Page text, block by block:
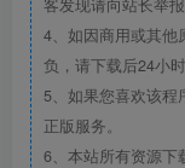
4、如因商用或其他
负，请下载后24小
5、如果您喜欢该程
正版服务。
6、本站所有资源下